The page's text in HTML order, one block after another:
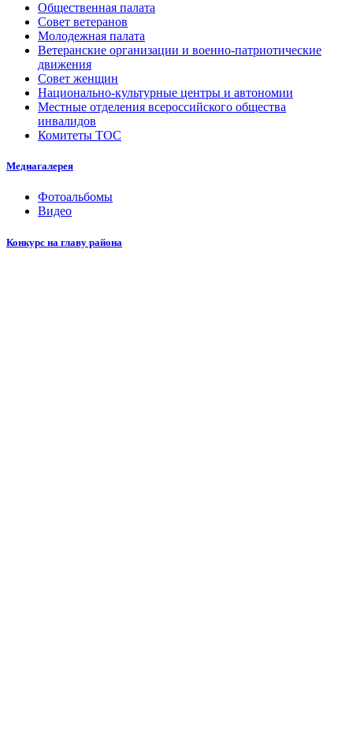
Общественная палата
Совет ветеранов
Молодежная палата
Ветеранские организации и военно-патриотические
движения
Совет женщин
Национально-культурные центры и автономии
Местные отделения всероссийского общества
инвалидов
Комитеты ТОС
Медиагалерея
Фотоальбомы
Видео
Конкурс на главу района